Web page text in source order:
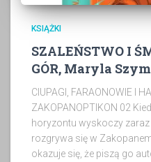
KSIĄŻKI
SZALEŃSTWO I
GÓR, Maryla
CIUPAGI, FARAONOWIE I
ZAKOPANOPTIKON 02
horyzontu wyskoczy
rozgrywa się w
okazuje się, że piszą go